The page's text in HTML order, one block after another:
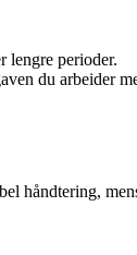
lengre perioder.
du arbeider
håndtering,